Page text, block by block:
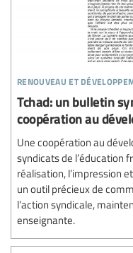
renouveau et
Tchad: un bulletin
coopération au
Une coopération au
syndicats de l’éducation
réalisation, l’impression
un outil précieux de
l’action syndicale,
enseignante.